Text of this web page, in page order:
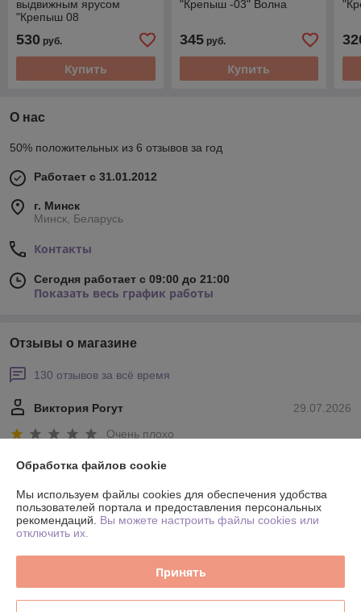
выдвижным ярусом
"Крепыш 08
530 руб.
Купить
"Крепыш -03" Волна
345руб.
Купить
О нас
50% положительных из 6 отзывов за год
Работает с 31.01.2012
г. Минск
Минск, Беларусь
Контакты
Сегодня работает с 09:00 до 21:00
Показать весь график работы
Отзывы о магазине
130 отзывов за всё время
29.07.2026
Виктория Рогут
Очень плохо
Шкафы сняты с производства. Нового предложения не поступило.
24.06.2026
Покупатель
Сделка подтверждена через корзину
Обработка файлов cookie
Мы используем файлы cookies для обеспечения удобства
пользователей портала и предоставления персональных
рекомендаций. Вы можете настроить файлы cookies или
отключить их.
Принять